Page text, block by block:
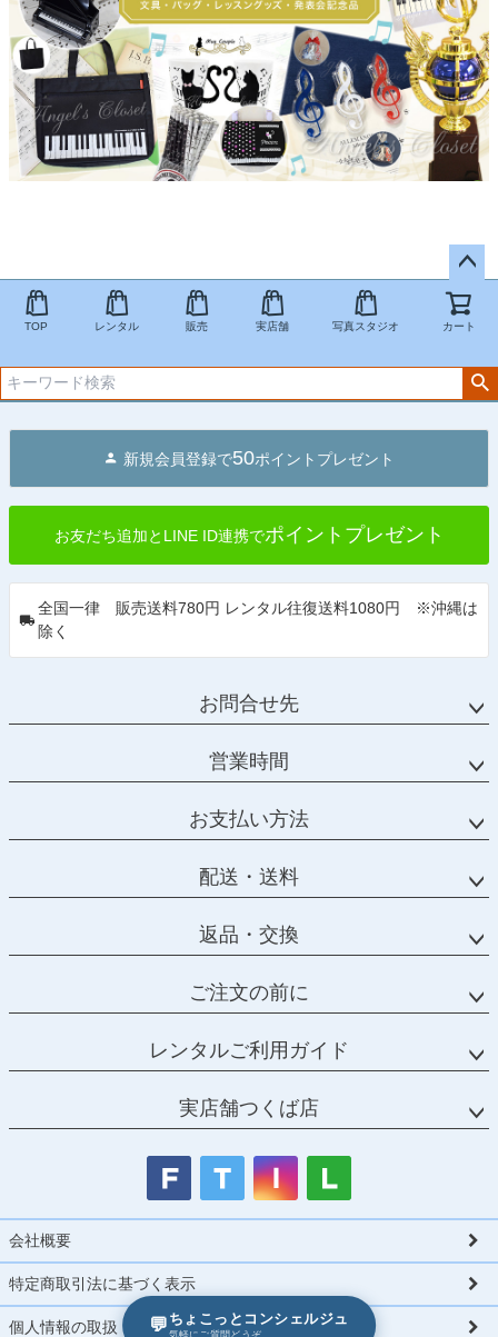
💬 ちょこっとコンシェルジュ
気軽にご質問どうぞ
ペー
ジト
TOP レンタル 販売 実店舗 写真スタジオ カート
新規会員登録で50ポイントプレゼント
お友だち追加とLINE ID連携でポイントプレゼント
全国一律 販売送料780円 レンタル往復送料1080円 ※沖縄は
除く
お問合せ先
営業時間
お支払い方法
配送・送料
返品・交換
ご注文の前に
レンタルご利用ガイド
実店舗つくば店
会社概要
特定商取引法に基づく表示
個人情報の取扱